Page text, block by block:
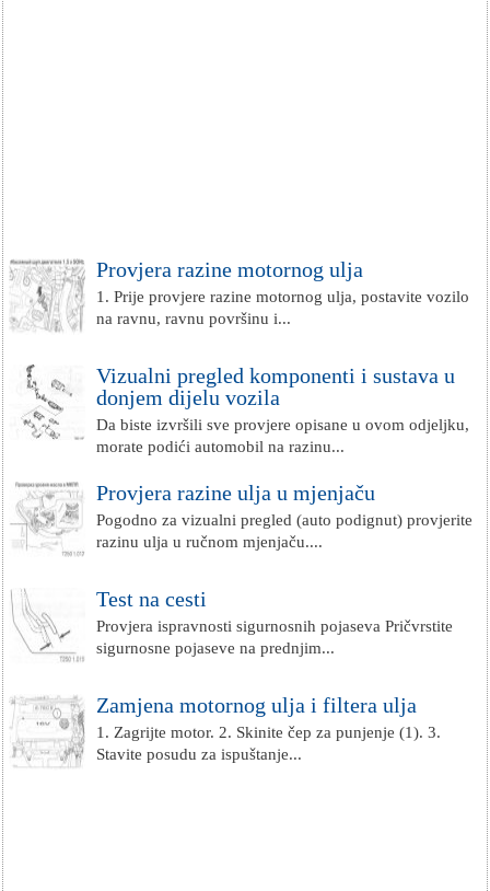
Provjera razine motornog ulja
1. Prije provjere razine motornog ulja, postavite vozilo
na ravnu, ravnu površinu i...
Vizualni pregled komponenti i sustava u
donjem dijelu vozila
Da biste izvršili sve provjere opisane u ovom odjeljku,
morate podići automobil na razinu...
Provjera razine ulja u mjenjaču
Pogodno za vizualni pregled (auto podignut) provjerite
razinu ulja u ručnom mjenjaču....
Test na cesti
Provjera ispravnosti sigurnosnih pojaseva Pričvrstite
sigurnosne pojaseve na prednjim...
Zamjena motornog ulja i filtera ulja
1. Zagrijte motor. 2. Skinite čep za punjenje (1). 3.
Stavite posudu za ispuštanje...